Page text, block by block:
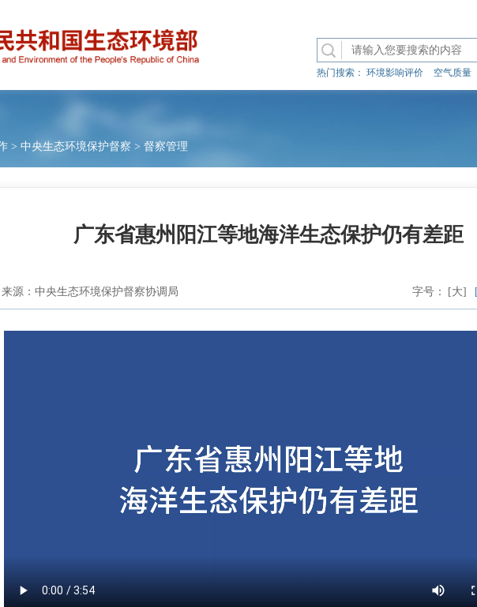
热门搜索： 环境影响评价 空气质量
> 中央生态环境保护督察 > 督察管理
广东省惠州阳江等地海洋生态保护仍有差距
来源：中央生态环境保护督察协调局 字号： [大]